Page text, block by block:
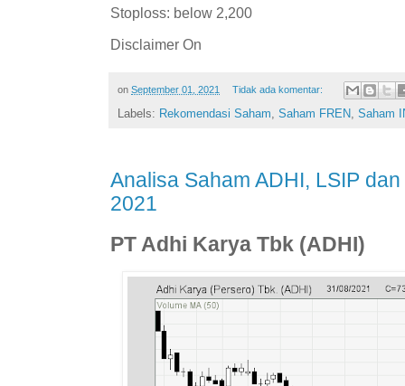
Stoploss: below 2,200
Disclaimer On
on September 01, 2021 Tidak ada komentar:
Labels: Rekomendasi Saham, Saham FREN, Saham
Analisa Saham ADHI, LSIP
2021
PT Adhi Karya Tbk (ADHI)